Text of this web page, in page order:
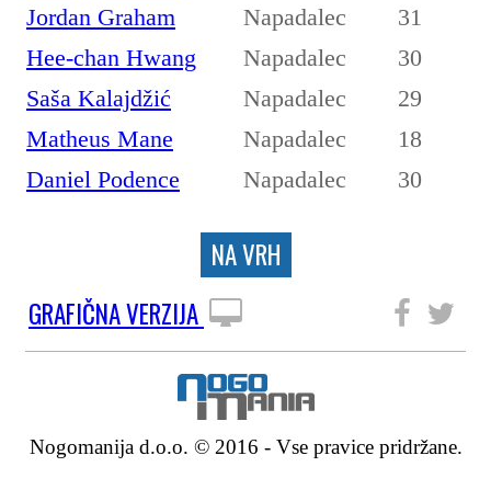
Jordan Graham
Napadalec
31
Hee-chan Hwang
Napadalec
30
Saša Kalajdžić
Napadalec
29
Matheus Mane
Napadalec
18
Daniel Podence
Napadalec 30
NA VRH
GRAFIČNA VERZIJA
Nogomanija d.o.o. © 2016 - Vse pravice pridržane.